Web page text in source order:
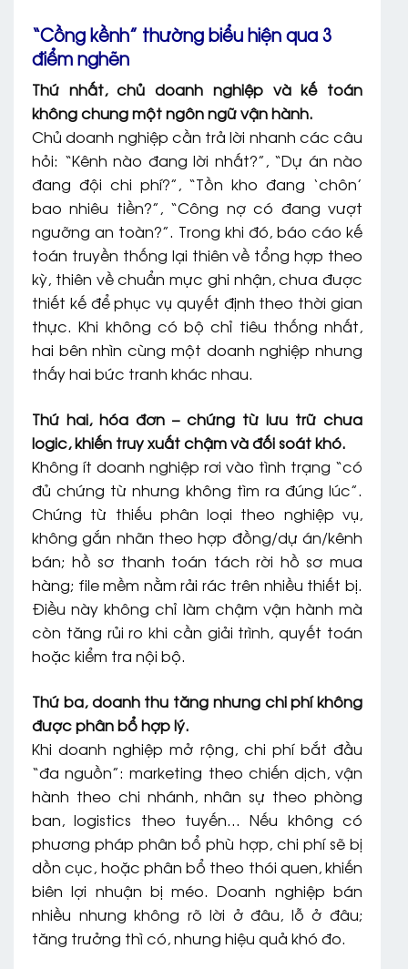
“Cồng kềnh” thường biểu hiện qua 3
điểm nghẽn
Thứ nhất, chủ doanh nghiệp và kế toán
không chung một ngôn ngữ vận hành.
Chủ doanh nghiệp cần trả lời nhanh các câu
hỏi: “Kênh nào đang lời nhất?”, “Dự án nào
đang đội chi phí?”, “Tồn kho đang ‘chôn’
bao nhiêu tiền?”, “Công nợ có đang vượt
ngưỡng an toàn?”. Trong khi đó, báo cáo kế
toán truyền thống lại thiên về tổng hợp theo
kỳ, thiên về chuẩn mực ghi nhận, chưa được
thiết kế để phục vụ quyết định theo thời gian
thực. Khi không có bộ chỉ tiêu thống nhất,
hai bên nhìn cùng một doanh nghiệp nhưng
thấy hai bức tranh khác nhau.
Thứ hai, hóa đơn – chứng từ lưu trữ chưa
logic, khiến truy xuất chậm và đối soát khó.
Không ít doanh nghiệp rơi vào tình trạng “có
đủ chứng từ nhưng không tìm ra đúng lúc”.
Chứng từ thiếu phân loại theo nghiệp vụ,
không gắn nhãn theo hợp đồng/dự án/kênh
bán; hồ sơ thanh toán tách rời hồ sơ mua
hàng; file mềm nằm rải rác trên nhiều thiết bị.
Điều này không chỉ làm chậm vận hành mà
còn tăng rủi ro khi cần giải trình, quyết toán
hoặc kiểm tra nội bộ.
Thứ ba, doanh thu tăng nhưng chi phí không
được phân bổ hợp lý.
Khi doanh nghiệp mở rộng, chi phí bắt đầu
“đa nguồn”: marketing theo chiến dịch, vận
hành theo chi nhánh, nhân sự theo phòng
ban, logistics theo tuyến… Nếu không có
phương pháp phân bổ phù hợp, chi phí sẽ bị
dồn cục, hoặc phân bổ theo thói quen, khiến
biên lợi nhuận bị méo. Doanh nghiệp bán
nhiều nhưng không rõ lời ở đâu, lỗ ở đâu;
tăng trưởng thì có, nhưng hiệu quả khó đo.